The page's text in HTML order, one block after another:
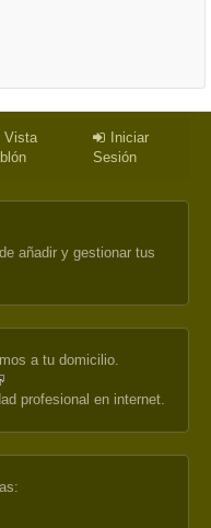
Vista
Iniciar
Sesión
añadir y gestionar tus
a tu domicilio.
profesional en internet.